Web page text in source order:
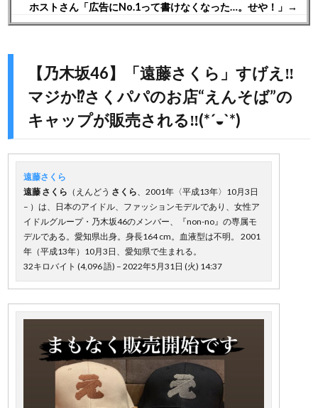
ホストさん「広告にNo.1って書けなくなった…。せや！」→
【乃木坂46】「遠藤さくら」すげえ‼︎
マジか⁉︎さくパパのお店“えんそば”の
キャップが販売される‼︎(*´◒`*)
遠藤さくら
遠藤 さくら （えんどう さくら、2001年〈平成13年〉10月3日
– ）は、日本のアイドル、ファッションモデルであり、女性ア
イドルグループ・乃木坂46のメンバー、『non-no』の専属モ
デルである。愛知県出身。身長164 cm。血液型は不明。 2001
年（平成13年）10月3日、愛知県で生まれる。
32キロバイト (4,096 語) – 2022年5月31日 (火) 14:37